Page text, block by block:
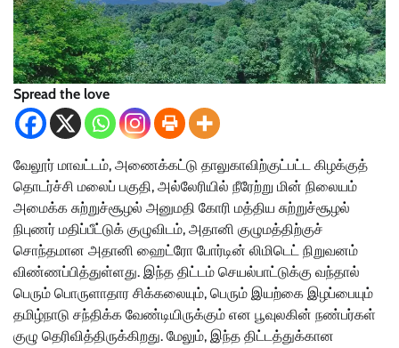
Spread the love
வேலூர் மாவட்டம், அணைக்கட்டு தாலுகாவிற்குட்பட்ட கிழக்குத்
தொடர்ச்சி மலைப் பகுதி, அல்லேரியில் நீரேற்று மின் நிலையம்
அமைக்க சுற்றுச்சூழல் அனுமதி கோரி மத்திய சுற்றுச்சூழல்
நிபுணர் மதிப்பீட்டுக் குழுவிடம், அதானி குழுமத்திற்குச்
சொந்தமான அதானி ஹைட்ரோ போர்டின் லிமிடெட் நிறுவனம்
விண்ணப்பித்துள்ளது. இந்த திட்டம் செயல்பாட்டுக்கு வந்தால்
பெரும் பொருளாதார சிக்கலையும், பெரும் இயற்கை இழப்பையும்
தமிழ்நாடு சந்திக்க வேண்டியிருக்கும் என பூவுலகின் நண்பர்கள்
குழு தெரிவித்திருக்கிறது. மேலும், இந்த திட்டத்துக்கான